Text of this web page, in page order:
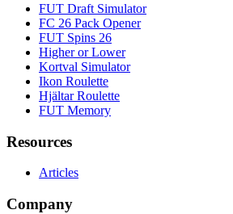
FUT Draft Simulator
FC 26 Pack Opener
FUT Spins 26
Higher or Lower
Kortval Simulator
Ikon Roulette
Hjältar Roulette
FUT Memory
Resources
Articles
Company